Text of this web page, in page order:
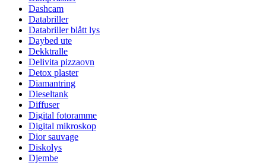
Dashcam
Databriller
Databriller blått lys
Daybed ute
Dekktralle
Delivita pizzaovn
Detox plaster
Diamantring
Dieseltank
Diffuser
Digital fotoramme
Digital mikroskop
Dior sauvage
Diskolys
Djembe